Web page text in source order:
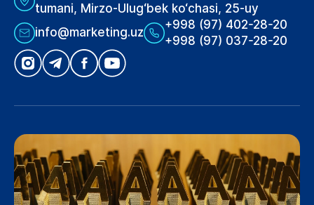
tumani, Mirzo-Ulug‘bek ko‘chasi, 25-uy
info@marketing.uz
+998 (97) 402-28-20
+998 (97) 037-28-20